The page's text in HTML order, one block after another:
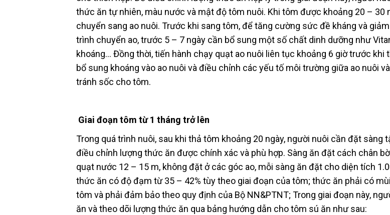
thức ăn tự nhiên, màu nước và mật độ tôm nuôi. Khi tôm được khoảng 20 – 30
chuyển sang ao nuôi. Trước khi sang tôm, để tăng cường sức đề kháng và
trình chuyển ao, trước 5 – 7 ngày cần bổ sung một số chất dinh dưỡng như
khoáng… Đồng thời, tiến hành chạy quạt ao nuôi liên tục khoảng 6 giờ trước khi
bổ sung khoáng vào ao nuôi và điều chỉnh các yếu tố môi trường giữa ao nuôi
tránh sốc cho tôm.
Giai đoạn tôm từ 1 tháng trở lên
Trong quá trình nuôi, sau khi thả tôm khoảng 20 ngày, người nuôi cần đặt sàng
điều chỉnh lượng thức ăn được chính xác và phù hợp. Sàng ăn đặt cách chân
quạt nước 12 – 15 m, không đặt ở các góc ao, mỗi sàng ăn đặt cho diện tích
thức ăn có độ đạm từ 35 – 42% tùy theo giai đoạn của tôm; thức ăn phải có
tôm và phải đảm bảo theo quy định của Bộ NN&PTNT; Trong giai đoạn này,
ăn và theo dõi lượng thức ăn qua bảng hướng dẫn cho tôm sú ăn như sau: